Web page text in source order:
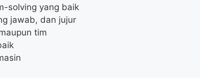
solving yang baik
jawab, dan jujur
tim